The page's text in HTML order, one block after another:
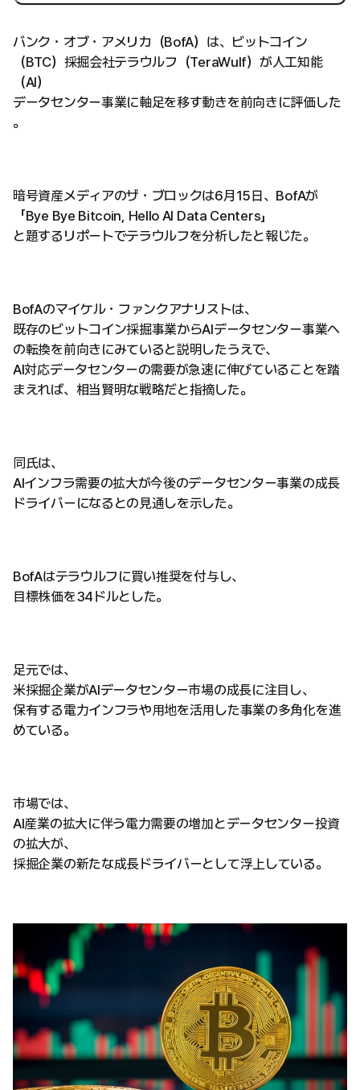
バンク・オブ・アメリカ（BofA）は、ビットコイン
（BTC）採掘会社テラウルフ（TeraWulf）が人工知能
（AI）
データセンター事業に軸足を移す動きを前向きに評価した
。
暗号資産メディアのザ・ブロックは6月15日、BofAが
「Bye Bye Bitcoin, Hello AI Data Centers」
と題するリポートでテラウルフを分析したと報じた。
BofAのマイケル・ファンクアナリストは、
既存のビットコイン採掘事業からAIデータセンター事業へ
の転換を前向きにみていると説明したうえで、
AI対応データセンターの需要が急速に伸びていることを踏
まえれば、相当賢明な戦略だと指摘した。
同氏は、
AIインフラ需要の拡大が今後のデータセンター事業の成長
ドライバーになるとの見通しを示した。
BofAはテラウルフに買い推奨を付与し、
目標株価を34ドルとした。
足元では、
米採掘企業がAIデータセンター市場の成長に注目し、
保有する電力インフラや用地を活用した事業の多角化を進
めている。
市場では、
AI産業の拡大に伴う電力需要の増加とデータセンター投資
の拡大が、
採掘企業の新たな成長ドライバーとして浮上している。